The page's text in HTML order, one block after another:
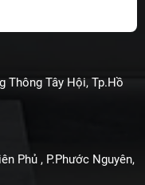
Thông Tây Hội, Tp.Hồ
Phủ , P.Phước Nguyên,